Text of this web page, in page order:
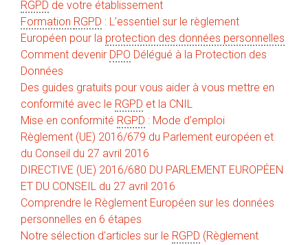
RGPD de votre établissement
Formation RGPD : L’essentiel sur le règlement
Européen pour la protection des données personnelles
Comment devenir DPO Délégué à la Protection des
Données
Des guides gratuits pour vous aider à vous mettre en
conformité avec le RGPD et la CNIL
Mise en conformité RGPD : Mode d’emploi
Règlement (UE) 2016/679 du Parlement européen et
du Conseil du 27 avril 2016
DIRECTIVE (UE) 2016/680 DU PARLEMENT EUROPÉEN
ET DU CONSEIL du 27 avril 2016
Comprendre le Règlement Européen sur les données
personnelles en 6 étapes
Notre sélection d'articles sur le RGPD (Règlement